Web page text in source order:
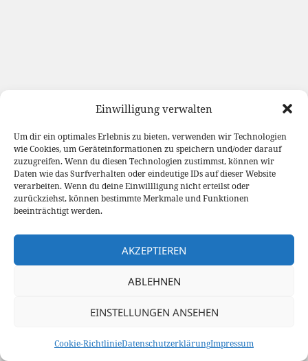
Einwilligung verwalten
Um dir ein optimales Erlebnis zu bieten, verwenden wir Technologien
wie Cookies, um Geräteinformationen zu speichern und/oder darauf
zuzugreifen. Wenn du diesen Technologien zustimmst, können wir
Daten wie das Surfverhalten oder eindeutige IDs auf dieser Website
verarbeiten. Wenn du deine Einwillligung nicht erteilst oder
zurückziehst, können bestimmte Merkmale und Funktionen
beeinträchtigt werden.
AKZEPTIEREN
ABLEHNEN
EINSTELLUNGEN ANSEHEN
Cookie-RichtlinieDatenschutzerklärungImpressum